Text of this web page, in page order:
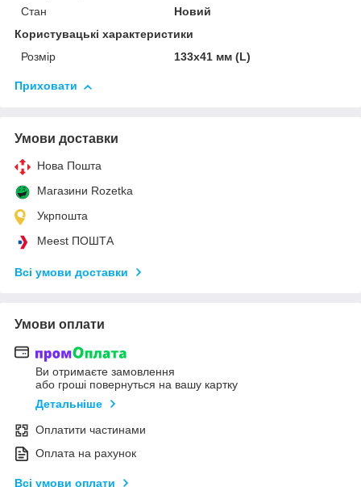
Стан
Новий
Користувацькі характеристики
Розмір
133x41 мм (L)
Приховати
Умови доставки
Нова Пошта
Магазини Rozetka
Укрпошта
Meest ПОШТА
Всі умови доставки
Умови оплати
Ви отримаєте замовлення
або гроші повернуться на вашу картку
Детальніше
Оплатити частинами
Оплата на рахунок
Всі умови оплати